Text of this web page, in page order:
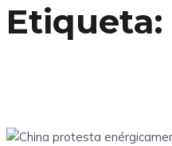
Etiqueta: